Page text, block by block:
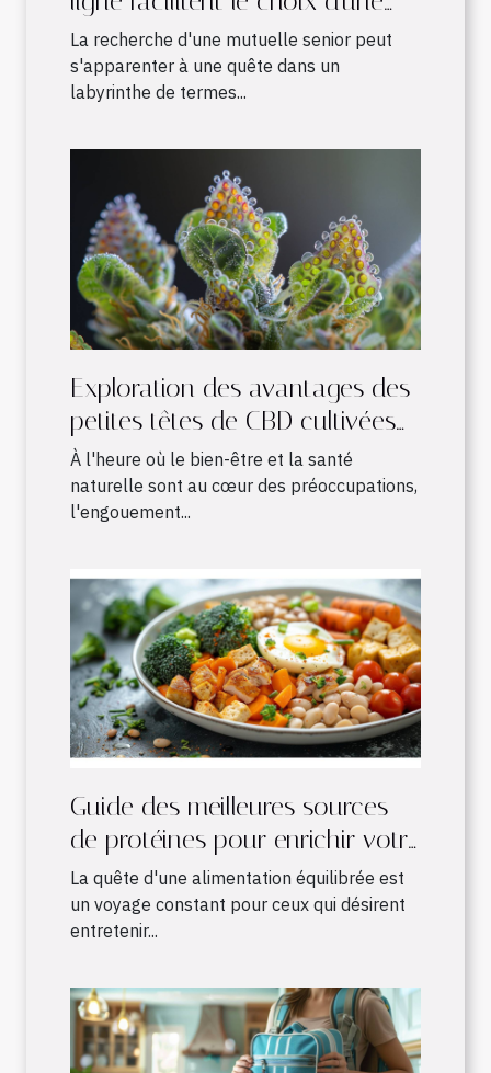
mutuelle senior adaptée
La recherche d'une mutuelle senior peut
s'apparenter à une quête dans un
labyrinthe de termes...
Exploration des avantages des
petites têtes de CBD cultivées
en intérieur
À l'heure où le bien-être et la santé
naturelle sont au cœur des préoccupations,
l'engouement...
Guide des meilleures sources
de protéines pour enrichir votre
alimentation quotidienne
La quête d'une alimentation équilibrée est
un voyage constant pour ceux qui désirent
entretenir...